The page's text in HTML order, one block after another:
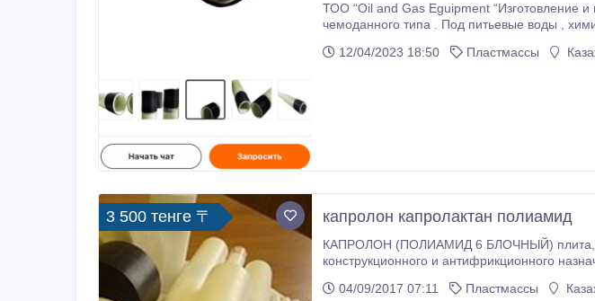
ТОО “Oil and Gas Eguipment “Изготовление и поставка
чемоданного типа . Под питьевые воды , химические жидкости , поставка стеклопластиковых труб и фитинов под нефть , газ ,
12/04/2023 18:50
Пластмассы
3 500 тенге 〒 капролон капролактан полиамид
КАПРОЛОН (ПОЛИАМИД 6 БЛОЧНЫЙ) плита, круг ТУ 6-05-988-87, стержни ТУ 6-06-142-90 Капролон – материал
конструкционного и антифрикционного назначения. Производится в процессе низкотемпературной анионной
04/09/2017 07:11
Пластмассы